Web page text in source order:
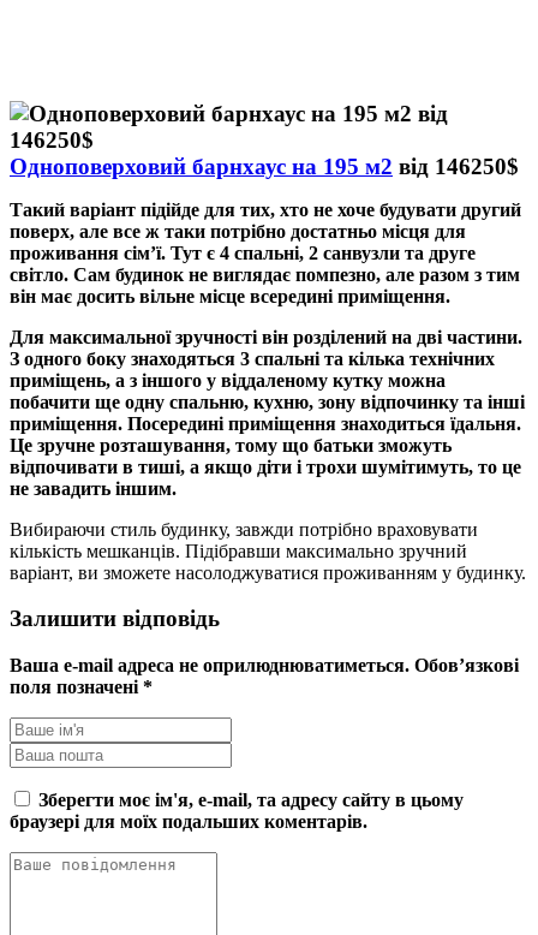
Одноповерховий барнхаус на 195 м2 від 146250$
Такий варіант підійде для тих, хто не хоче будувати другий
поверх, але все ж таки потрібно достатньо місця для
проживання сім’ї. Тут є 4 спальні, 2 санвузли та друге
світло. Сам будинок не виглядає помпезно, але разом з тим
він має досить вільне місце всередині приміщення.
Для максимальної зручності він розділений на дві частини.
З одного боку знаходяться 3 спальні та кілька технічних
приміщень, а з іншого у віддаленому кутку можна
побачити ще одну спальню, кухню, зону відпочинку та інші
приміщення. Посередині приміщення знаходиться їдальня.
Це зручне розташування, тому що батьки зможуть
відпочивати в тиші, а якщо діти і трохи шумітимуть, то це
не завадить іншим.
Вибираючи стиль будинку, завжди потрібно враховувати
кількість мешканців. Підібравши максимально зручний
варіант, ви зможете насолоджуватися проживанням у будинку.
Залишити відповідь
Ваша e-mail адреса не оприлюднюватиметься. Обов’язкові
поля позначені *
Зберегти моє ім'я, e-mail, та адресу сайту в цьому
браузері для моїх подальших коментарів.